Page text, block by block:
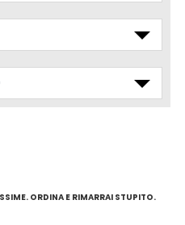
ORDINA E RIMARRAI STUPITO.